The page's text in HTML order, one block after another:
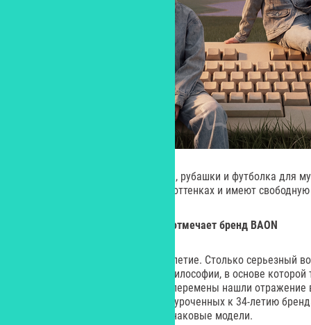
В капсулу вошли джинсы, куртки, рубашки и футболка для
выполнены в светлых и темных оттенках и имеют
отмечает бренд BAON
В 2026 году BAON празднует 34-летие. Столько серьезный
переосмыслению собственной философии, в основе
стремление к замедлению. Эти перемены нашли отражение
праздничных мероприятиях, приуроченных к 34-летию
раздел, в котором собраны 34 знаковые модели.